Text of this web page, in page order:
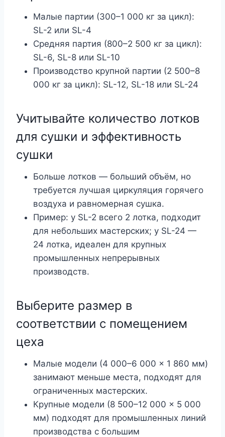
Малые партии (300–1 000 кг за цикл):
SL-2 или SL-4
Средняя партия (800–2 500 кг за цикл):
SL-6, SL-8 или SL-10
Производство крупной партии (2 500–8
000 кг за цикл): SL-12, SL-18 или SL-24
Учитывайте количество лотков
для сушки и эффективность
сушки
Больше лотков — больший объём, но
требуется лучшая циркуляция горячего
воздуха и равномерная сушка.
Пример: у SL-2 всего 2 лотка, подходит
для небольших мастерских; у SL-24 —
24 лотка, идеален для крупных
промышленных непрерывных
производств.
Выберите размер в
соответствии с помещением
цеха
Малые модели (4 000–6 000 × 1 860 мм)
занимают меньше места, подходят для
ограниченных мастерских.
Крупные модели (8 500–12 000 × 5 000
мм) подходят для промышленных линий
производства с большим